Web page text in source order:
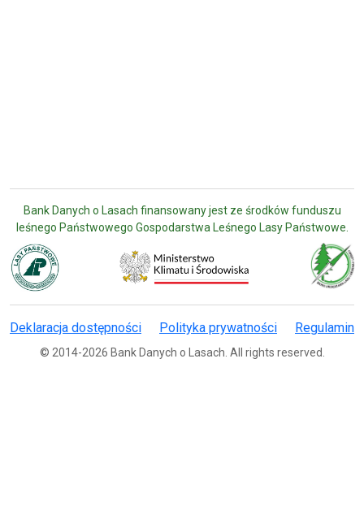
Bank Danych o Lasach finansowany jest ze środków funduszu
leśnego Państwowego Gospodarstwa Leśnego Lasy Państwowe.
Deklaracja dostępności Polityka prywatności Regulamin
© 2014-2026 Bank Danych o Lasach. All rights reserved.